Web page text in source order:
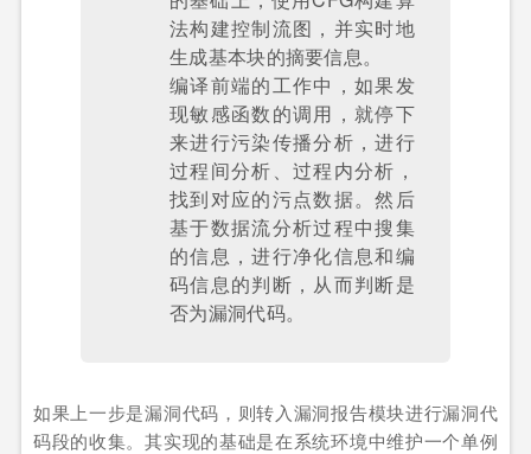
法构建控制流图，并实时地
生成基本块的摘要信息。
编译前端的工作中，如果发
现敏感函数的调用，就停下
来进行污染传播分析，进行
过程间分析、过程内分析，
找到对应的污点数据。然后
基于数据流分析过程中搜集
的信息，进行净化信息和编
码信息的判断，从而判断是
否为漏洞代码。
如果上一步是漏洞代码，则转入漏洞报告模块进行漏洞代
码段的收集。其实现的基础是在系统环境中维护一个单例